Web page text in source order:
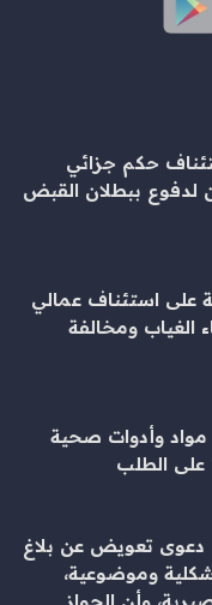
حكم جزائي
لدفوع ببطلان القبض
على استئناف عمالي
الغياب ومخالفة
مواد وأدوات صحية
على الطلب
دعوى تعويض عن بلاغ
وموضوعية،